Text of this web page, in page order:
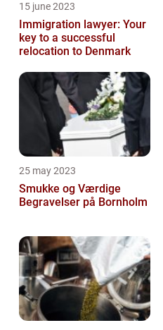
15 june 2023
Immigration lawyer: Your
key to a successful
relocation to Denmark
25 may 2023
Smukke og Værdige
Begravelser på Bornholm